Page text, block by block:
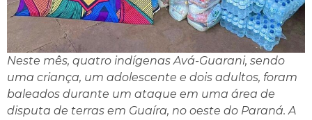
Neste mês, quatro indígenas Avá-Guarani, sendo
uma criança, um adolescente e dois adultos, foram
baleados durante um ataque em uma área de
disputa de terras em Guaíra, no oeste do Paraná. A